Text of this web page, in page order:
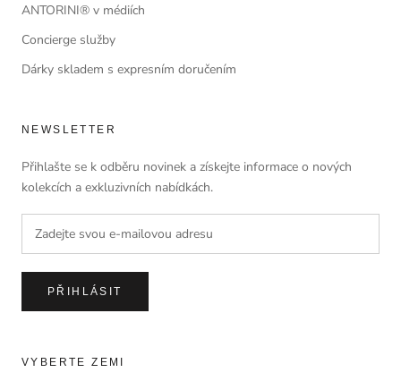
ANTORINI® v médiích
Concierge služby
Dárky skladem s expresním doručením
NEWSLETTER
Přihlašte se k odběru novinek a získejte informace o nových
kolekcích a exkluzivních nabídkách.
PŘIHLÁSIT
VYBERTE ZEMI